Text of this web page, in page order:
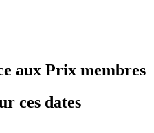
aux Prix membres
ces dates